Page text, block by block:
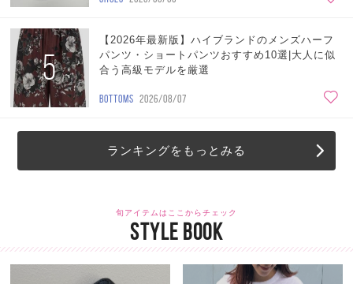
5
【2026年最新版】ハイブランドのメンズハーフ
パンツ・ショートパンツおすすめ10選|大人に似
合う高級モデルを厳選
BOTTOMS 2026/08/07
ランキングをもっとみる
旬アイテムはここからチェック
STYLE BOOK